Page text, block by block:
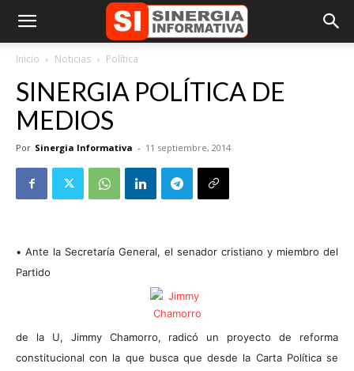
Inicio Noticias Política
SINERGIA POLÍTICA DE
MEDIOS
Por Sinergia Informativa - 11 septiembre, 2014
• Ante la Secretaría General, el senador cristiano y miembro del
Partido
de la U, Jimmy Chamorro, radicó un proyecto de reforma
constitucional con la que busca que desde la Carta Política se